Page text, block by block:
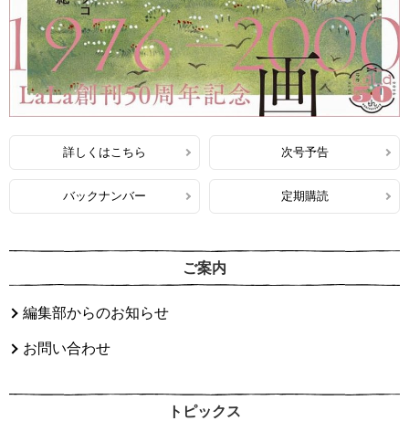
詳しくはこちら 次号予告
バックナンバー 定期購読
ご案内
編集部からのお知らせ
お問い合わせ
トピックス